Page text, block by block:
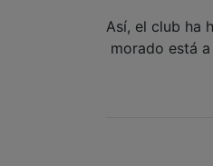
Así, el club ha
morado está